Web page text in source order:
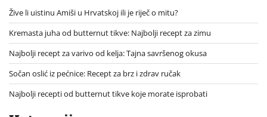
Žive li uistinu Amiši u Hrvatskoj ili je riječ o mitu?
Kremasta juha od butternut tikve: Najbolji recept za zimu
Najbolji recept za varivo od kelja: Tajna savršenog okusa
Sočan oslić iz pećnice: Recept za brz i zdrav ručak
Najbolji recepti od butternut tikve koje morate isprobati